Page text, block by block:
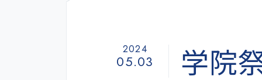
学院
2024
05.03